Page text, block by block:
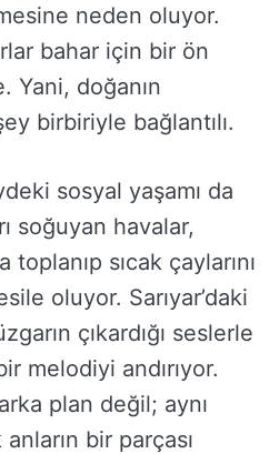
neden oluyor.
bahar için bir ön
Yani, doğanın
birbiriyle bağlantılı.
sosyal yaşamı da
soğuyan havalar,
toplanıp sıcak çaylarını
oluyor. Sarıyar’daki
çıkardığı seslerle
melodiyi andırıyor.
plan değil; aynı
bir parçası